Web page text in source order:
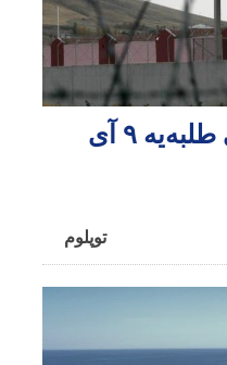
تبریزلی اعتراضچی طلبه‌یه ۹ آی
توپلوم